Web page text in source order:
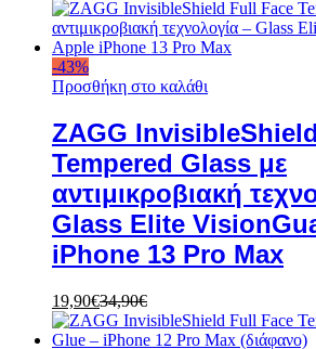
-43%
Προσθήκη στο καλάθι
ZAGG
Tempered Glass με
αντιμικροβιακή
Glass Elite
iPhone 13 Pro Max
19,90€34,90€